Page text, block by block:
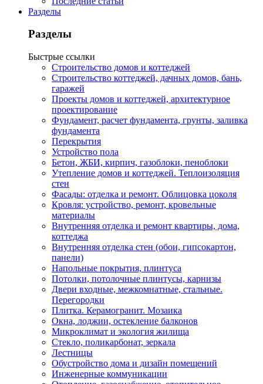
Разделы
Разделы
Быстрые ссылки
Строительство домов и коттеджей
Строительство коттеджей, дачных домов, бань,
гаражей
Проекты домов и коттеджей, архитектурное
проектирование
Фундамент, расчет фундамента, грунты, заливка
фундамента
Перекрытия
Устройство пола
Бетон, ЖБИ, кирпич, газоблоки, пеноблоки
Утепление домов и коттеджей. Теплоизоляция
стен
Фасады: отделка и ремонт. Облицовка цоколя
Кровля: устройство, ремонт, кровельные
материалы
Внутренняя отделка и ремонт квартиры, дома,
коттеджа
Внутренняя отделка стен (обои, гипсокартон,
панели)
Напольные покрытия, плинтуса
Потолки, потолочные плинтусы, карнизы
Двери входные, межкомнатные, стальные.
Перегородки
Плитка. Керамогранит. Мозаика
Окна, лоджии, остекление балконов
Микроклимат и экология жилища
Стекло, поликарбонат, зеркала
Лестницы
Обустройство дома и дизайн помещений
Инженерные коммуникации